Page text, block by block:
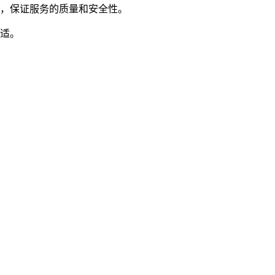
保证服务的质量和安全性。
。